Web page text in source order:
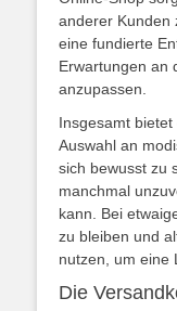
anderer Kunden
eine fundierte
Erwartungen an
anzupassen.
Insgesamt
Auswahl an
sich bewusst zu
manchmal
kann. Bei
zu bleiben und
nutzen, um eine
Die